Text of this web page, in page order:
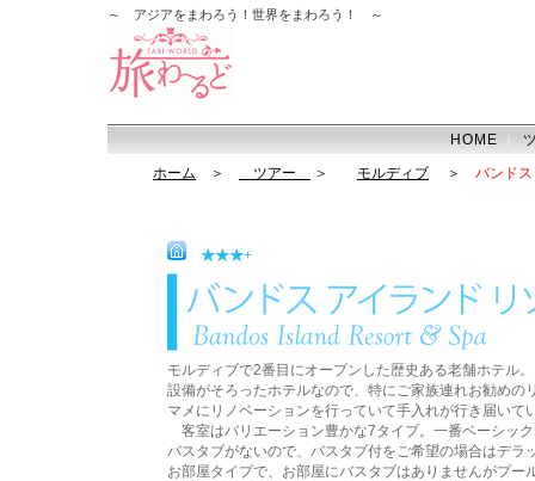
～ アジアをまわろう！世界をまわろう！ ～
HOME
ホーム
＞ ツアー ＞ モルディブ ＞ バンドス
★★★+
モルディブで2番目にオープンした歴史ある老舗ホテル
設備がそろったホテルなので、特にご家族連れお勧め
マメにリノベーションを行っていて手入れが行き届い
客室はバリエーション豊かな7タイプ。一番ベーシッ
バスタブがないので、バスタブ付をご希望の場合はデ
お部屋タイプで、お部屋にバスタブはありませんがプ